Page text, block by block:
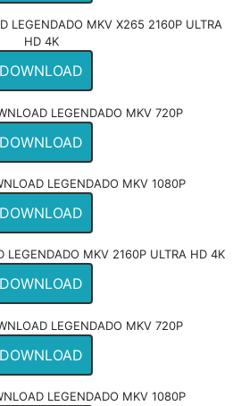
LEGENDADO MKV X265 2160P ULTRA
HD 4K
DOWNLOAD
LEGENDADO MKV 720P
DOWNLOAD
LEGENDADO MKV 1080P
DOWNLOAD
LEGENDADO MKV 2160P ULTRA HD 4K
DOWNLOAD
LEGENDADO MKV 720P
DOWNLOAD
LEGENDADO MKV 1080P